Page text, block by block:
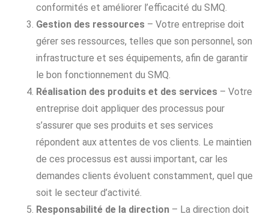
conformités et améliorer l’efficacité du SMQ.
Gestion des ressources – Votre entreprise doit
gérer ses ressources, telles que son personnel, son
infrastructure et ses équipements, afin de garantir
le bon fonctionnement du SMQ.
Réalisation des produits et des services – Votre
entreprise doit appliquer des processus pour
s’assurer que ses produits et ses services
répondent aux attentes de vos clients. Le maintien
de ces processus est aussi important, car les
demandes clients évoluent constamment, quel que
soit le secteur d’activité.
Responsabilité de la direction – La direction doit